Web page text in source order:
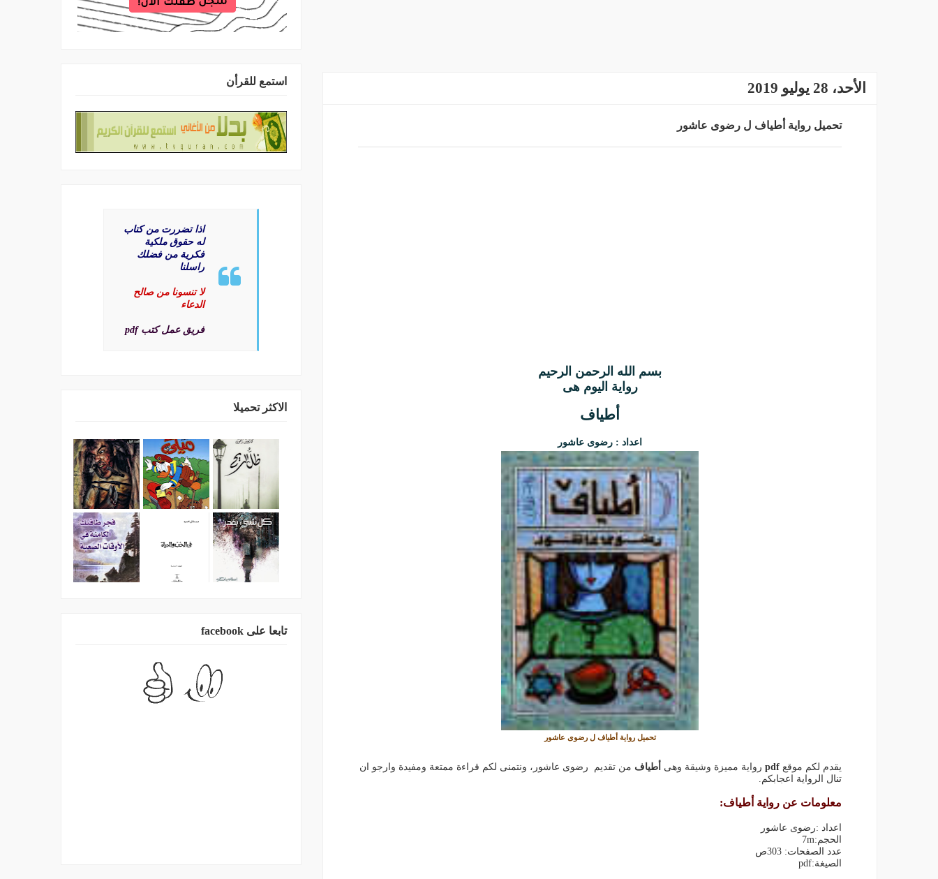
الأحد، 28 يوليو 2019
تحميل رواية أطياف ل رضوى عاشور
بسم الله الرحمن الرحيم
رواية اليوم هى
أطياف
اعداد : رضوى عاشور
تحميل رواية أطياف ل رضوى عاشور
يقدم لكم موقع pdf رواية مميزة وشيقة وهى أطياف من تقديم رضوى عاشور، ونتمنى لكم قراءة ممتعة ومفيدة وارجو ان
تنال الرواية اعجابكم.
معلومات عن رواية أطياف:
اعداد :رضوى عاشور
الحجم:7m
عدد الصفحات: 303ص
الصيغة:pdf
استمع للقرأن
اذا تضررت من كتاب
له حقوق ملكية
فكرية من فضلك
راسلنا
لا تنسونا من صالح
الدعاء
فريق عمل كتب pdf
الاكثر تحميلا
تابعا على facebook